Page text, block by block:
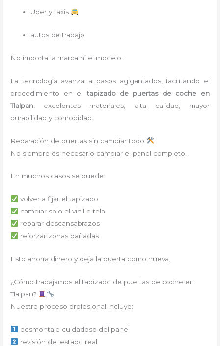
Uber y taxis
autos de trabajo
No importa la marca ni el modelo.
La tecnología avanza a pasos agigantados, facilitando el
procedimiento en eltapizado de puertas de coche en
Tlalpan , excelentes materiales, alta calidad, mayor
durabilidad y comodidad.
Reparación de puertas sin cambiar todo
No siempre es necesario cambiar el panel completo.
En muchos casos se puede:
volver a fijar el tapizado
cambiar solo el vinil o tela
reparar descansabrazos
reforzar zonas dañadas
Esto ahorra dinero y deja la puerta como nueva.
¿Cómo trabajamos el tapizado de puertas de coche en
Tlalpan?
Nuestro proceso profesional incluye:
desmontaje cuidadoso del panel
revisión del estado real